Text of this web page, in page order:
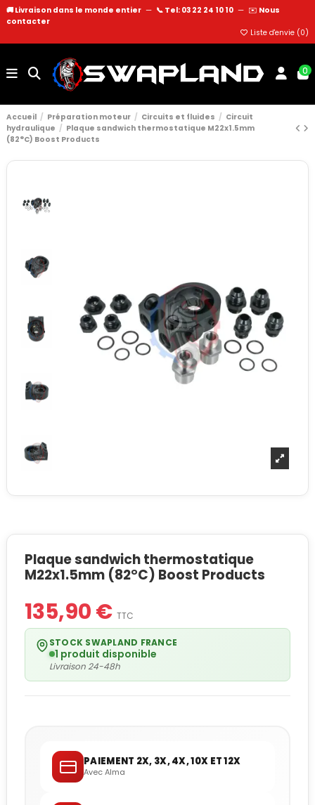
🚚 Livraison dans le monde entier — 📞 Tel: 03 22 24 10 10 — ✉️ Nous
contacter
Liste d'envie (0)
0
Accueil Préparation moteur Circuits et fluides
Circuit
hydraulique
Plaque sandwich thermostatique M22x1.5mm
(82°C) Boost Products
Plaque sandwich thermostatique
M22x1.5mm (82°C) Boost Products
135,90 € TTC
STOCK SWAPLAND FRANCE
1 produit disponible
Livraison 24-48h
PAIEMENT 2X, 3X, 4X, 10X ET 12X
Avec Alma